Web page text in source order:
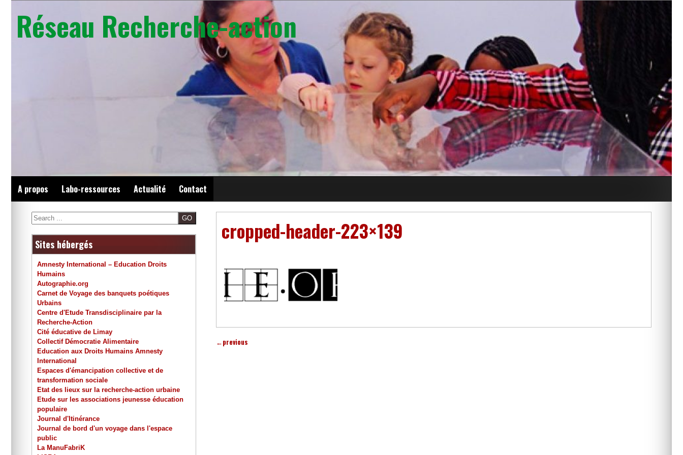
content
Réseau Recherche-action
A propos Labo-ressources Actualité Contact
cropped-header-223×139
←previous
Search
Sites hébergés
Amnesty International – Education Droits
Humains
Autographie.org
Carnet de Voyage des banquets poétiques
Urbains
Centre d'Etude Transdisciplinaire par la
Recherche-Action
Cité éducative de Limay
Collectif Démocratie Alimentaire
Education aux Droits Humains Amnesty
International
Espaces d'émancipation collective et de
transformation sociale
Etat des lieux sur la recherche-action urbaine
Etude sur les associations jeunesse éducation
populaire
Journal d'Itinérance
Journal de bord d'un voyage dans l'espace
public
La ManuFabriK